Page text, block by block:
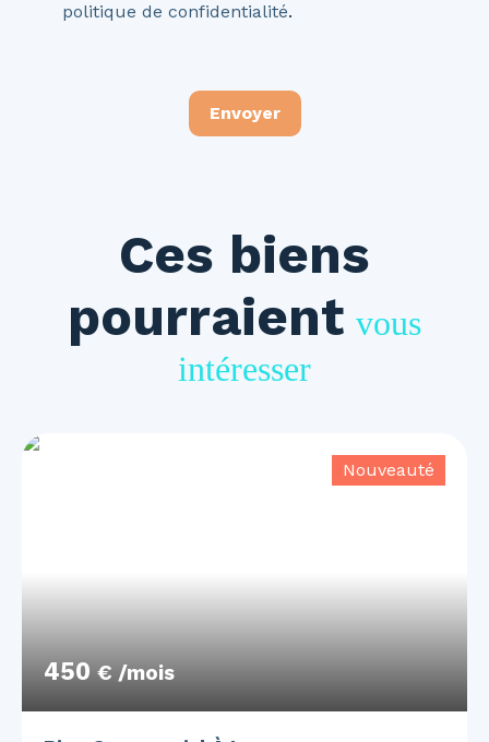
politique de confidentialité.
Envoyer
Ces biens
pourraient vous
intéresser
450 € /mois
Nouveauté